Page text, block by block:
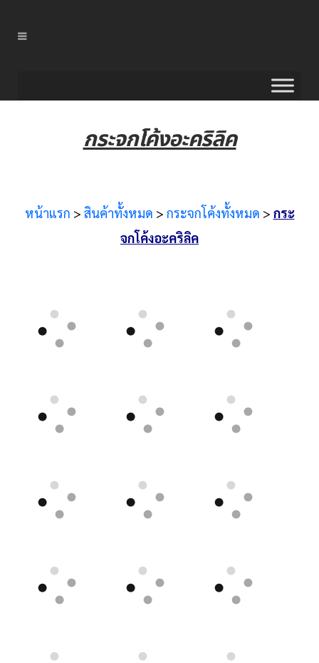
กระจกโค้งอะคริลิค
หน้าแรก > สินค้าทั้งหมด > กระจกโค้งทั้งหมด > กระ
จกโค้งอะคริลิค